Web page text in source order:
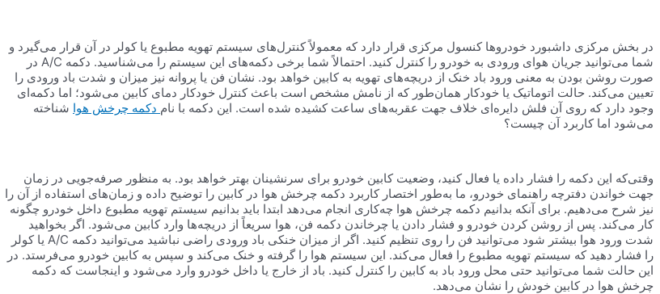
در بخش مرکزی داشبورد خودروها کنسول مرکزی قرار دارد که معمولاً کنترل‌های سیستم تهویه مطبوع یا کولر در آن قرار می‌گیرد و
شما می‌توانید جریان هوای ورودی به خودرو را کنترل کنید. احتمالاً شما برخی دکمه‌های این سیستم را می‌شناسید. دکمه A/C در
صورت روشن بودن به معنی ورود باد خنک از دریچه‌های تهویه به کابین خواهد بود. نشان فن یا پروانه نیز میزان و شدت باد ورودی را
تعیین می‌کند. حالت اتوماتیک یا خودکار همان‌طور که از نامش مشخص است باعث کنترل خودکار دمای کابین می‌شود؛ اما دکمه‌ای
وجود دارد که روی آن فلش دایره‌ای خلاف جهت عقربه‌های ساعت کشیده شده است. این دکمه با نام دکمه چرخش هوا شناخته
می‌شود اما کاربرد آن چیست؟
وقتی‌که این دکمه را فشار داده یا فعال کنید، وضعیت کابین خودرو برای سرنشینان بهتر خواهد بود. به منظور صرفه‌جویی در زمان
جهت خواندن دفترچه راهنمای خودرو، ما به‌طور اختصار کاربرد دکمه چرخش هوا در کابین را توضیح داده و زمان‌های استفاده از آن را
نیز شرح می‌دهیم. برای آنکه بدانیم دکمه چرخش هوا چه‌کاری انجام می‌دهد ابتدا باید بدانیم سیستم تهویه مطبوع داخل خودرو چگونه
کار می‌کند. پس از روشن کردن خودرو و فشار دادن یا چرخاندن دکمه فن، هوا سریعاً از دریچه‌ها وارد کابین می‌شود. اگر بخواهید
شدت ورود هوا بیشتر شود می‌توانید فن را روی تنظیم کنید. اگر از میزان خنکی باد ورودی راضی نباشید می‌توانید دکمه A/C یا کولر
را فشار دهید که سیستم تهویه مطبوع را فعال می‌کند. این سیستم هوا را گرفته و خنک می‌کند و سپس به کابین خودرو می‌فرستد. در
این حالت شما می‌توانید حتی محل ورود باد به کابین را کنترل کنید. باد از خارج یا داخل خودرو وارد می‌شود و اینجاست که دکمه
چرخش هوا در کابین خودش را نشان می‌دهد.